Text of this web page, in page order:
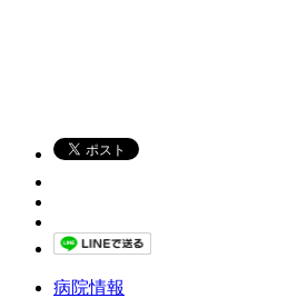
病院情報